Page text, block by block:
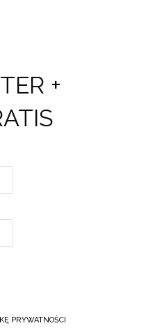
+
PRYWATNOŚCI